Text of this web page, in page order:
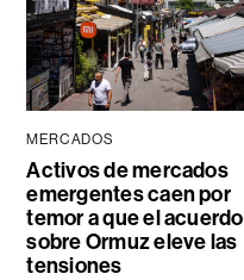
MERCADOS
Activos de mercados
emergentes caen por
temor a que el acuerdo
sobre Ormuz eleve las
tensiones